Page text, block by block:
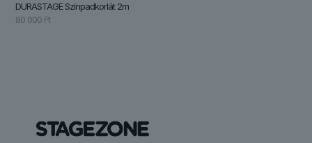
DURASTAGE Színpadkorlát 2m
80 000 Ft